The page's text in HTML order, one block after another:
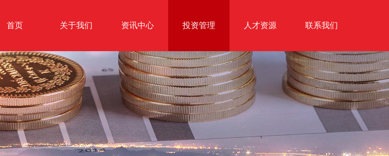
首页 关于我们
公司简介
组织架构
里程碑
企业文化
资讯中心
公司新闻
媒体报道
行业新闻
投资管理
投资活动
投资案例
我要投资
投资理念
人才资源
员工活动
诚聘英才
联系我们